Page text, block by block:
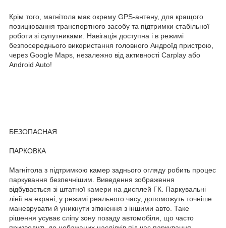
Крім того, магнітола має окрему GPS-антену, для кращого
позиціювання транспортного засобу та підтримки стабільної
роботи зі супутниками. Навігація доступна і в режимі
безпосереднього використання головного Андроїд пристрою,
через Google Maps, незалежно від активності Carplay або
Android Auto!
БЕЗОПАСНАЯ
ПАРКОВКА
Магнітола з підтримкою камер заднього огляду робить процес
паркування безпечнішим. Виведення зображення
відбувається зі штатної камери на дисплей ГК. Паркувальні
лінії на екрані, у режимі реального часу, допоможуть точніше
маневрувати й уникнути зіткнення з іншими авто. Таке
рішення усуває сліпу зону позаду автомобіля, що часто